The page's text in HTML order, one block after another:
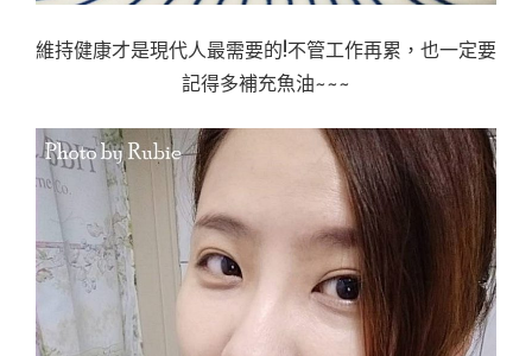
維持健康才是現代人最需要的!不管工作再累，也一定要
記得多補充魚油~~~